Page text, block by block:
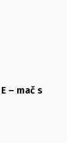
– mač s